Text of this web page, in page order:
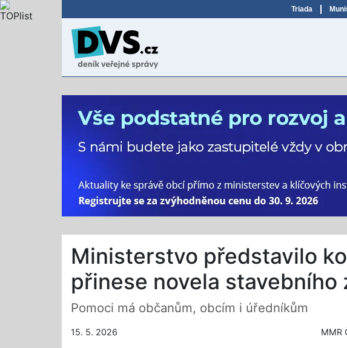
Triada
Ministerstvo představilo
přinese novela stavebního
Pomoci má občanům, obcím i úředníkům
15. 5. 2026 MMR